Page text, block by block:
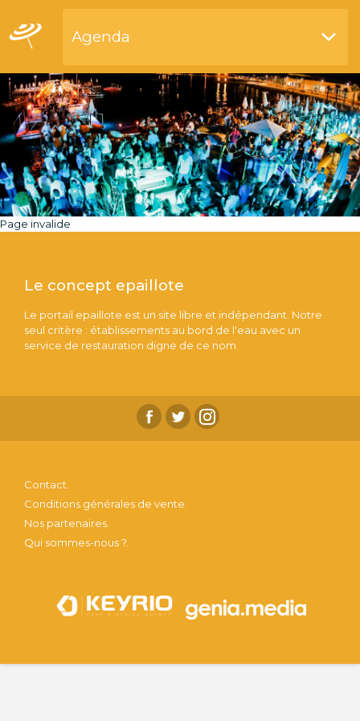
Agenda
Page invalide
Le concept epaillote
Le portail epaillote est un site libre et indépendant. Notre
seul critère : établissements au bord de l'eau avec un
service de restauration digne de ce nom.
Contact.
Conditions générales de vente.
Nos partenaires.
Qui sommes-nous ?.